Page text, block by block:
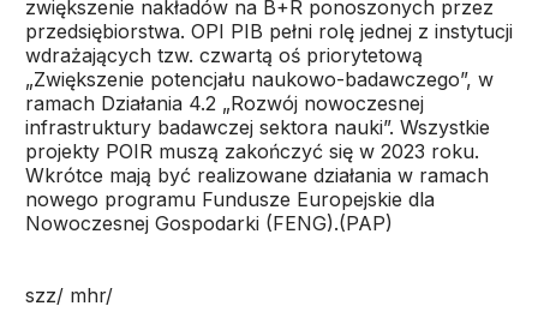
zwiększenie nakładów na B+R ponoszonych przez
przedsiębiorstwa. OPI PIB pełni rolę jednej z instytucji
wdrażających tzw. czwartą oś priorytetową
„Zwiększenie potencjału naukowo-badawczego”, w
ramach Działania 4.2 „Rozwój nowoczesnej
infrastruktury badawczej sektora nauki”. Wszystkie
projekty POIR muszą zakończyć się w 2023 roku.
Wkrótce mają być realizowane działania w ramach
nowego programu Fundusze Europejskie dla
Nowoczesnej Gospodarki (FENG).(PAP)
szz/ mhr/